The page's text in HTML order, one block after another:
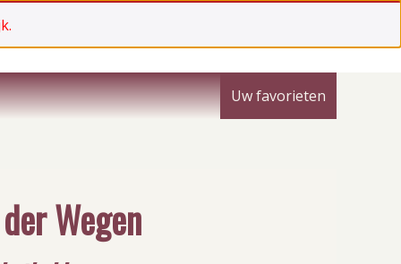
Uw favorieten
Wegen